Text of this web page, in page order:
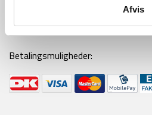
Afvis
Ring til os alle hverdage fra kl 9-16
Mail:kontakt@backpackerlife.dk
Betalingsmuligheder: